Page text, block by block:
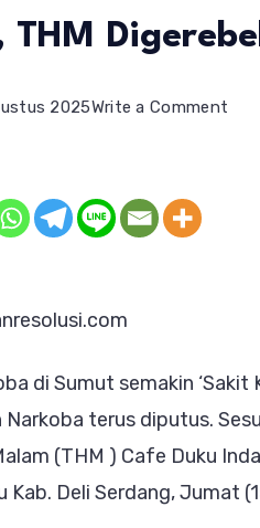
THM
2025Write a Comment
di Sumut semakin ‘Sakit
Narkoba terus diputus.
(THM ) Cafe Duku
Kab. Deli Serdang, Jumat